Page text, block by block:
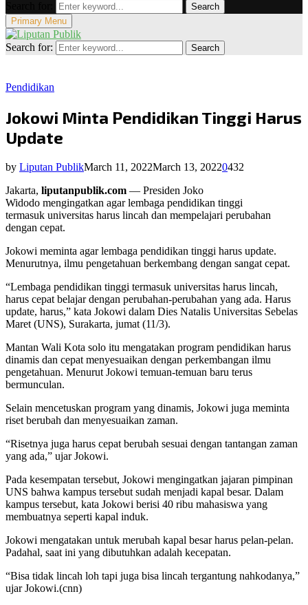
Search
Primary Menu
Search for: Search
Pendidikan
Jokowi Minta Pendidikan Tinggi Harus
Update
by Liputan PublikMarch 11, 2022March 13, 20220432
Jakarta, liputanpublik.com — Presiden Joko
Widodo mengingatkan agar lembaga pendidikan tinggi
termasuk universitas harus lincah dan mempelajari perubahan
dengan cepat.
Jokowi meminta agar lembaga pendidikan tinggi harus update.
Menurutnya, ilmu pengetahuan berkembang dengan sangat cepat.
“Lembaga pendidikan tinggi termasuk universitas harus lincah,
harus cepat belajar dengan perubahan-perubahan yang ada. Harus
update, harus,” kata Jokowi dalam Dies Natalis Universitas Sebelas
Maret (UNS), Surakarta, jumat (11/3).
Mantan Wali Kota solo itu mengatakan program pendidikan harus
dinamis dan cepat menyesuaikan dengan perkembangan ilmu
pengetahuan. Menurut Jokowi temuan-temuan baru terus
bermunculan.
Selain mencetuskan program yang dinamis, Jokowi juga meminta
riset berubah dan menyesuaikan zaman.
“Risetnya juga harus cepat berubah sesuai dengan tantangan zaman
yang ada,” ujar Jokowi.
Pada kesempatan tersebut, Jokowi mengingatkan jajaran pimpinan
UNS bahwa kampus tersebut sudah menjadi kapal besar. Dalam
kampus tersebut, kata Jokowi berisi 40 ribu mahasiswa yang
membuatnya seperti kapal induk.
Jokowi mengatakan untuk merubah kapal besar harus pelan-pelan.
Padahal, saat ini yang dibutuhkan adalah kecepatan.
“Bisa tidak lincah loh tapi juga bisa lincah tergantung nahkodanya,”
ujar Jokowi.(cnn)